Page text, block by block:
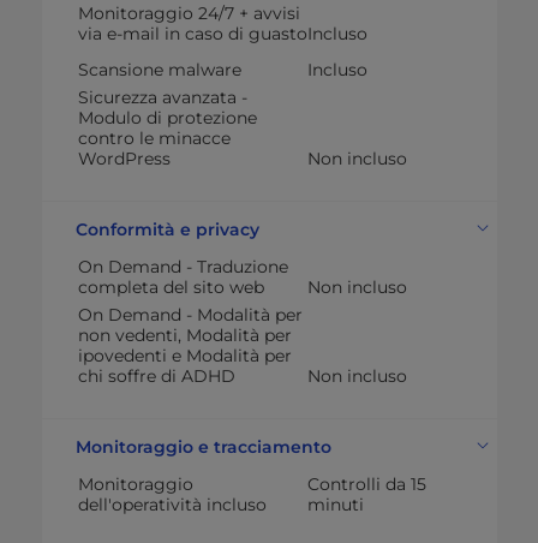
Monitoraggio 24/7 + avvisi
via e-mail in caso di guastoIncluso
Scansione malware
Incluso
Sicurezza avanzata -
Modulo di protezione
contro le minacce
WordPress
Non incluso
Conformità e privacy
On Demand - Traduzione
completa del sito web
Non incluso
On Demand - Modalità per
non vedenti, Modalità per
ipovedenti e Modalità per
chi soffre di ADHD
Non incluso
Monitoraggio e tracciamento
Monitoraggio
dell'operatività incluso
Controlli da 15
minuti